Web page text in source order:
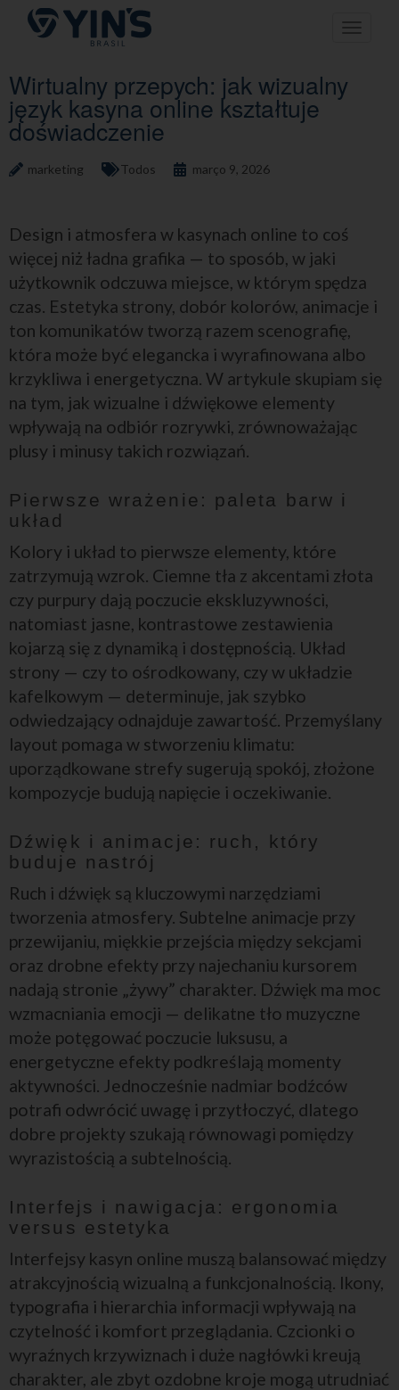
Pular
para
Toggle
Wirtualny przepych: jak wizualny
język kasyna online kształtuje
doświadczenie
marketing Todos março 9, 2026
Design i atmosfera w kasynach online to coś
więcej niż ładna grafika — to sposób, w jaki
użytkownik odczuwa miejsce, w którym spędza
czas. Estetyka strony, dobór kolorów, animacje i
ton komunikatów tworzą razem scenografię,
która może być elegancka i wyrafinowana albo
krzykliwa i energetyczna. W artykule skupiam się
na tym, jak wizualne i dźwiękowe elementy
wpływają na odbiór rozrywki, zrównoważając
plusy i minusy takich rozwiązań.
Pierwsze wrażenie: paleta barw i
układ
Kolory i układ to pierwsze elementy, które
zatrzymują wzrok. Ciemne tła z akcentami złota
czy purpury dają poczucie ekskluzywności,
natomiast jasne, kontrastowe zestawienia
kojarzą się z dynamiką i dostępnością. Układ
strony — czy to ośrodkowany, czy w układzie
kafelkowym — determinuje, jak szybko
odwiedzający odnajduje zawartość. Przemyślany
layout pomaga w stworzeniu klimatu:
uporządkowane strefy sugerują spokój, złożone
kompozycje budują napięcie i oczekiwanie.
Dźwięk i animacje: ruch, który
buduje nastrój
Ruch i dźwięk są kluczowymi narzędziami
tworzenia atmosfery. Subtelne animacje przy
przewijaniu, miękkie przejścia między sekcjami
oraz drobne efekty przy najechaniu kursorem
nadają stronie „żywy” charakter. Dźwięk ma moc
wzmacniania emocji — delikatne tło muzyczne
może potęgować poczucie luksusu, a
energetyczne efekty podkreślają momenty
aktywności. Jednocześnie nadmiar bodźców
potrafi odwrócić uwagę i przytłoczyć, dlatego
dobre projekty szukają równowagi pomiędzy
wyrazistością a subtelnością.
Interfejs i nawigacja: ergonomia
versus estetyka
Interfejsy kasyn online muszą balansować między
atrakcyjnością wizualną a funkcjonalnością. Ikony,
typografia i hierarchia informacji wpływają na
czytelność i komfort przeglądania. Czcionki o
wyraźnych krzywiznach i duże nagłówki kreują
charakter, ale zbyt ozdobne kroje mogą utrudniać